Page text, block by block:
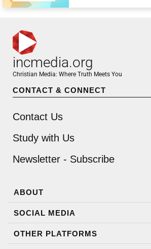
incmedia.org
Christian Media: Where Truth Meets You
CONTACT & CONNECT
Contact Us
Study with Us
Newsletter - Subscribe
ABOUT
SOCIAL MEDIA
OTHER PLATFORMS